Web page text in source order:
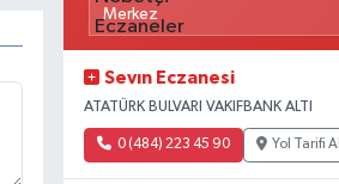
Sevın Eczanesi
ATATÜRK BULVARI VAKIFBANK ALTI
0 (484) 223 45 90 Yol Tarifi Al